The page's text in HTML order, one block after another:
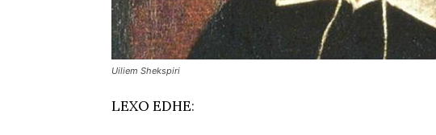
Uiliem Shekspiri
LEXO EDHE: